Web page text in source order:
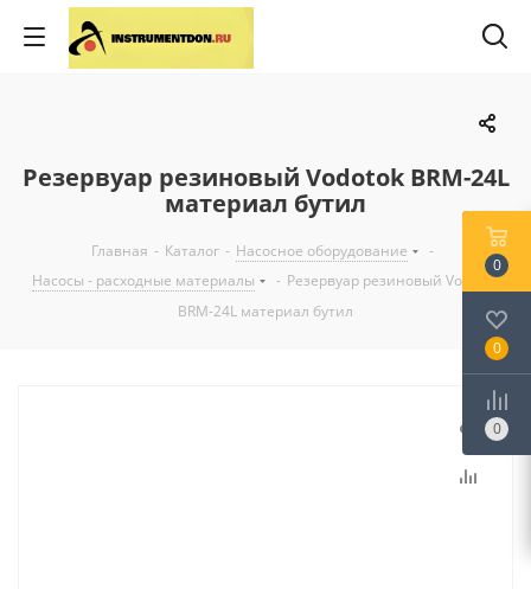
Резервуар резиновый Vodotok ВRM-24L
материал бутил
Главная - Каталог - Насосное оборудование
-
Насосы - расходные материалы
- Резервуар резиновый Vodotok
ВRM-24L материал бутил
0
0
0